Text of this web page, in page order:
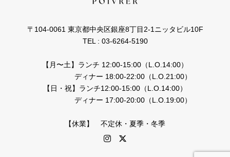
〒104-0061 東京都中央区銀座8丁目2-1ニッタビル10F
TEL : 03-6264-5190
【月〜土】ランチ 12:00-15:00（L.O.14:00）
ディナー 18:00-22:00（L.O.21:00）
【日・祝】ランチ12:00-15:00（L.O.14:00）
ディナー 17:00-20:00（L.O.19:00）
【休業】 不定休・夏季・冬季